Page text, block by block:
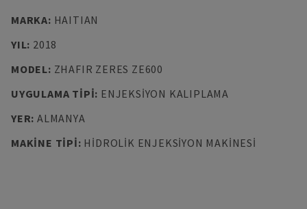
MARKA: HAITIAN
YIL: 2018
MODEL: ZHAFIR ZERES ZE600
UYGULAMA TIPI: ENJEKSIYON KALIPLAMA
YER: ALMANYA
MAKINE TIPI: HIDROLIK ENJEKSIYON MAKINESI